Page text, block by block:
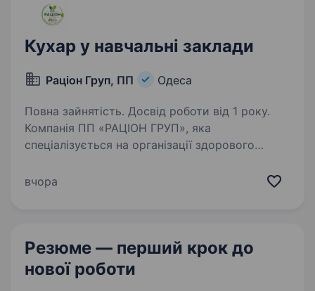
Кухар у навчальні заклади
Раціон Груп, ПП Одеса
Повна зайнятість. Досвід роботи від 1 року.
Компанія ПП «РАЦІОН ГРУП», яка
спеціалізується на організації здорового
в команду Кухаря для роботи в навчальних
вчора
Резюме — перший крок до
нової роботи